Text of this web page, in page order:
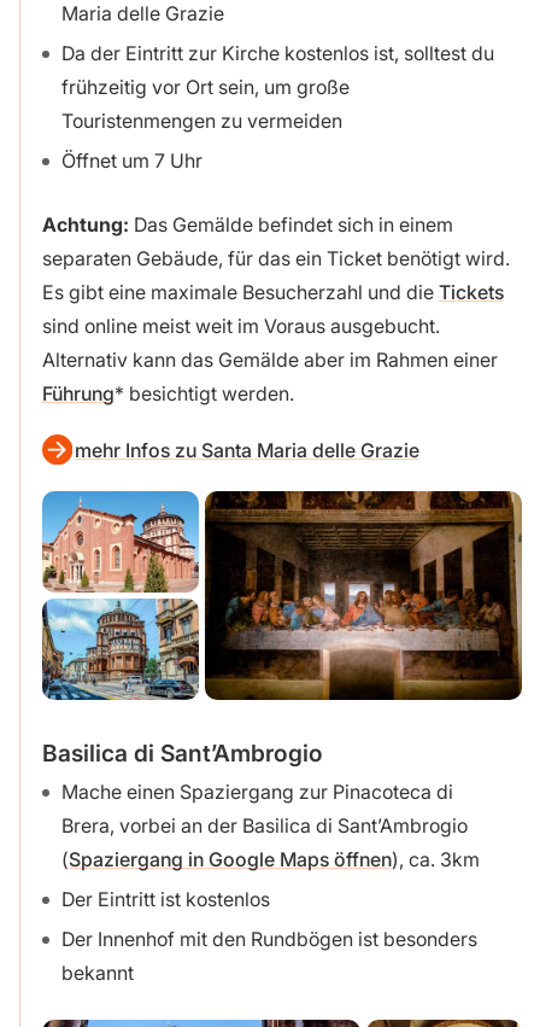
Maria delle Grazie
Da der Eintritt zur Kirche kostenlos ist, solltest du
frühzeitig vor Ort sein, um große
Touristenmengen zu vermeiden
Öffnet um 7 Uhr
Achtung: Das Gemälde befindet sich in einem
separaten Gebäude, für das ein Ticket benötigt wird.
Es gibt eine maximale Besucherzahl und die Tickets
sind online meist weit im Voraus ausgebucht.
Alternativ kann das Gemälde aber im Rahmen einer
Führung
besichtigt werden.
mehr Infos zu Santa Maria delle Grazie
Basilica di Sant’Ambrogio
Mache einen Spaziergang zur Pinacoteca di
Brera, vorbei an der Basilica di Sant’Ambrogio
(Spaziergang in Google Maps öffnen), ca. 3km
Der Eintritt ist kostenlos
Der Innenhof mit den Rundbögen ist besonders
bekannt